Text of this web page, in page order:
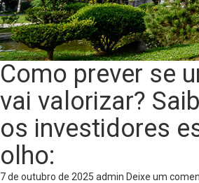
Como prever se
vai valorizar?
os investidores
olho:
7 de outubro de 2025 admin Deixe um